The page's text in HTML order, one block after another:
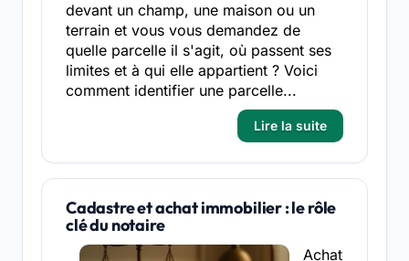
devant un champ, une maison ou un
terrain et vous vous demandez de
quelle parcelle il s'agit, où passent ses
limites et à qui elle appartient ? Voici
comment identifier une parcelle...
Lire la suite
Cadastre et achat immobilier : le rôle
clé du notaire
Achat